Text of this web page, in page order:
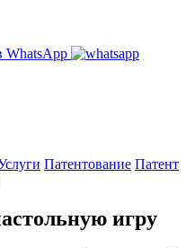
WhatsApp
Патентование Патент
игру